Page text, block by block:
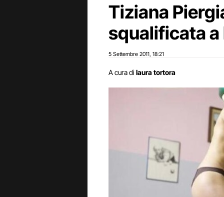
Tiziana
squalificata a
5 Settembre 2011 18:21
A cura di laura tortora